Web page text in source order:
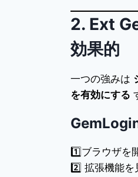
2. Ext
効果的
一つの強みは
を有効にする
1️⃣ブラウザを
2️⃣ 拡張機能を